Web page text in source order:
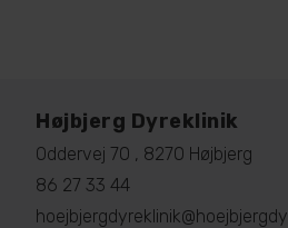
Højbjerg Dyreklinik
Oddervej 70 , 8270 Højbjerg
86 27 33 44